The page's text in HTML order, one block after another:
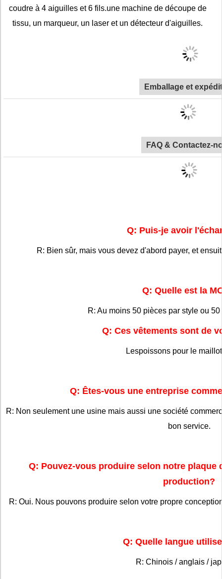
coudre à 4 aiguilles et 6 fils.une machine de découpe de
tissu, un marqueur, un laser et un détecteur d'aiguilles.
Emballage et
FAQ & Contactez-
Q: Puis-je avoir
R: Bien sûr, mais vous devez d'abord payer, et
Q: Quelle est la
R: Au moins 50 pièces par style ou
Q: Ces vêtements sont de
Lespoissons pour le
Q: Êtes-vous une entreprise
R: Non seulement une usine mais aussi une société
bon service.
Q: Pouvez-vous produire selon notre plaque
production?
R: Oui. Nous pouvons produire selon votre propre
Q: Quelle langue
R: Chinois / anglais /